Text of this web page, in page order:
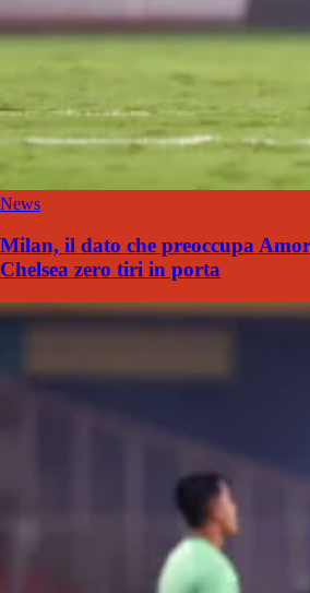
News
Milan, il dato che preoccupa
Chelsea zero tiri in porta